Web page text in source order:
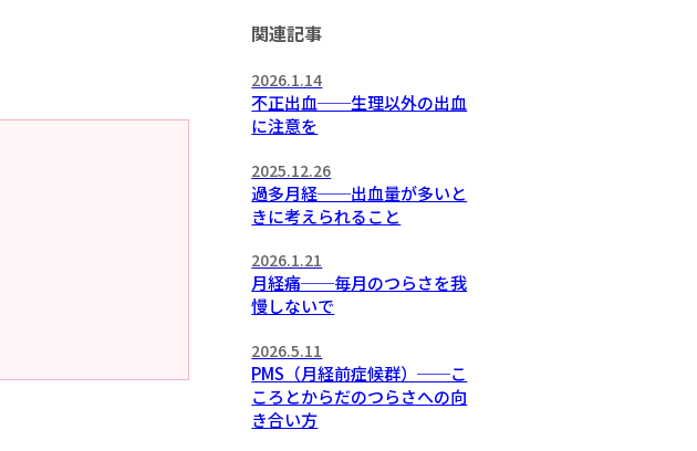
関連記事
2026.1.14
不正出血──生理以外の出血
に注意を
2025.12.26
過多月経──出血量が多いと
きに考えられること
2026.1.21
月経痛──毎月のつらさを我
慢しないで
2026.5.11
PMS（月経前症候群）──こ
ころとからだのつらさへの向
き合い方